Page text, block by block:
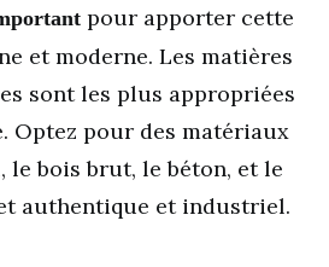
pour apporter cette
et moderne. Les matières
sont les plus appropriées
Optez pour des matériaux
le bois brut, le béton, et le
authentique et industriel.